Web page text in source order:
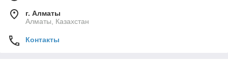
г. Алматы
Алматы, Казахстан
Контакты